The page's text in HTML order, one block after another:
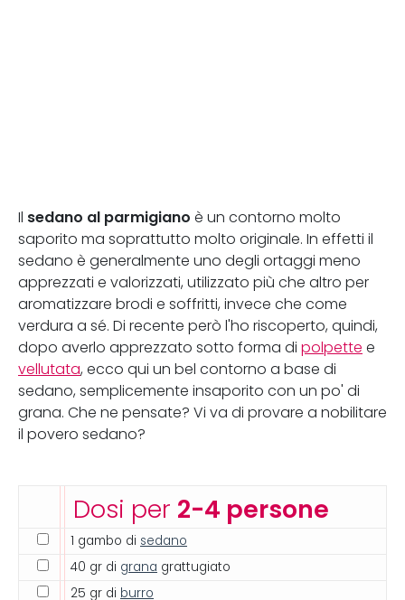
Il sedano al parmigiano è un contorno molto
saporito ma soprattutto molto originale. In effetti il
sedano è generalmente uno degli ortaggi meno
apprezzati e valorizzati, utilizzato più che altro per
aromatizzare brodi e soffritti, invece che come
verdura a sé. Di recente però l'ho riscoperto, quindi,
dopo averlo apprezzato sotto forma di polpette e
vellutata, ecco qui un bel contorno a base di
sedano, semplicemente insaporito con un po' di
grana. Che ne pensate? Vi va di provare a nobilitare
il povero sedano?
Dosi per 2-4 persone
1 gambo di sedano
40 gr di grana grattugiato
25 gr di burro